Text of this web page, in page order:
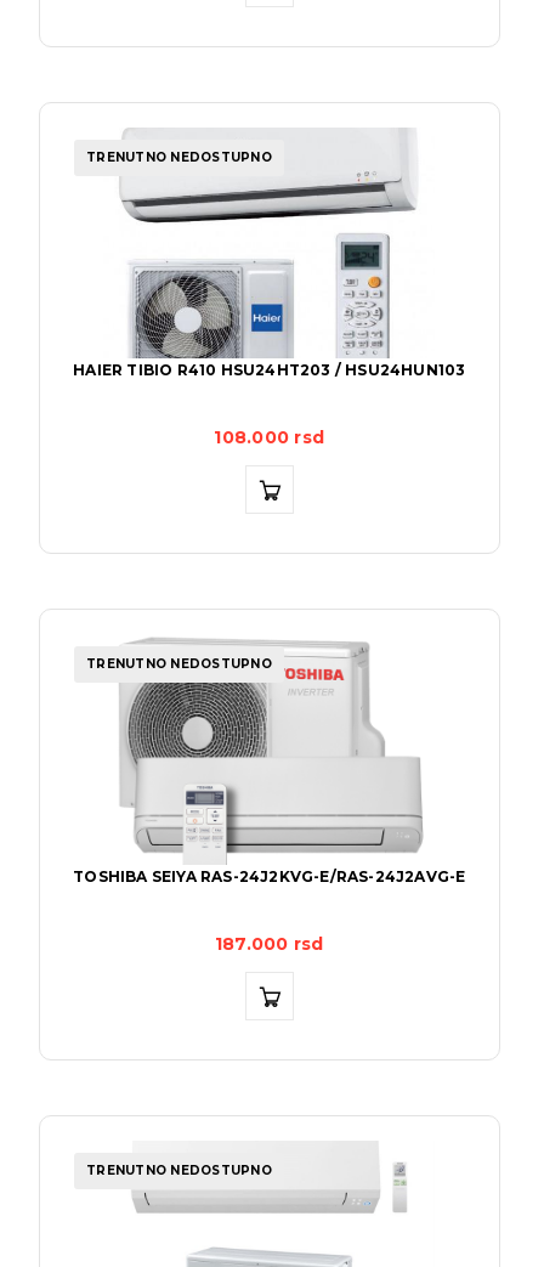
TRENUTNO NEDOSTUPNO
HAIER TIBIO R410 HSU24HT203 / HSU24HUN103
108.000 rsd
TRENUTNO NEDOSTUPNO
TOSHIBA SEIYA RAS-24J2KVG-E/RAS-24J2AVG-E
187.000 rsd
TRENUTNO NEDOSTUPNO